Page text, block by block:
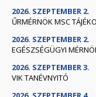
2026. SZEPTEMBER 2.
ŰRMÉRNÖK MSC
2026. SZEPTEMBER 2.
EGÉSZSÉGÜGYI
2026. SZEPTEMBER 3.
VIK TANÉVNYITÓ